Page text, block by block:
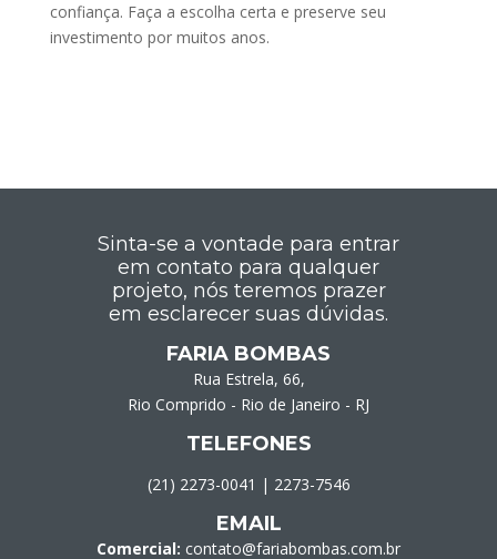
confiança. Faça a escolha certa e preserve seu
investimento por muitos anos.
Sinta-se a vontade para entrar
em contato para qualquer
projeto, nós teremos prazer
em esclarecer suas dúvidas.
FARIA BOMBAS
Rua Estrela, 66,
Rio Comprido - Rio de Janeiro - RJ
TELEFONES
(21) 2273-0041 | 2273-7546
EMAIL
Comercial: contato@fariabombas.com.br